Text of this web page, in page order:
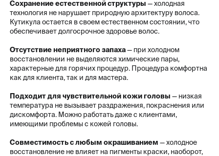
Сохранение естественной структуры — холодная
технология не нарушает природную архитектуру волоса.
Кутикула остается в своем естественном состоянии, что
обеспечивает долгосрочное здоровье волос.
Отсутствие неприятного запаха— при холодном
восстановлении не выделяются химические пары,
характерные для горячих процедур. Процедура комфортна
как для клиента, так и для мастера.
Подходит для чувствительной кожи головы — низкая
температура не вызывает раздражения, покраснения или
дискомфорта. Можно работать даже с клиентами,
имеющими проблемы с кожей головы.
Совместимость с любым окрашиванием — холодное
восстановление не влияет на пигменты краски, наоборот,